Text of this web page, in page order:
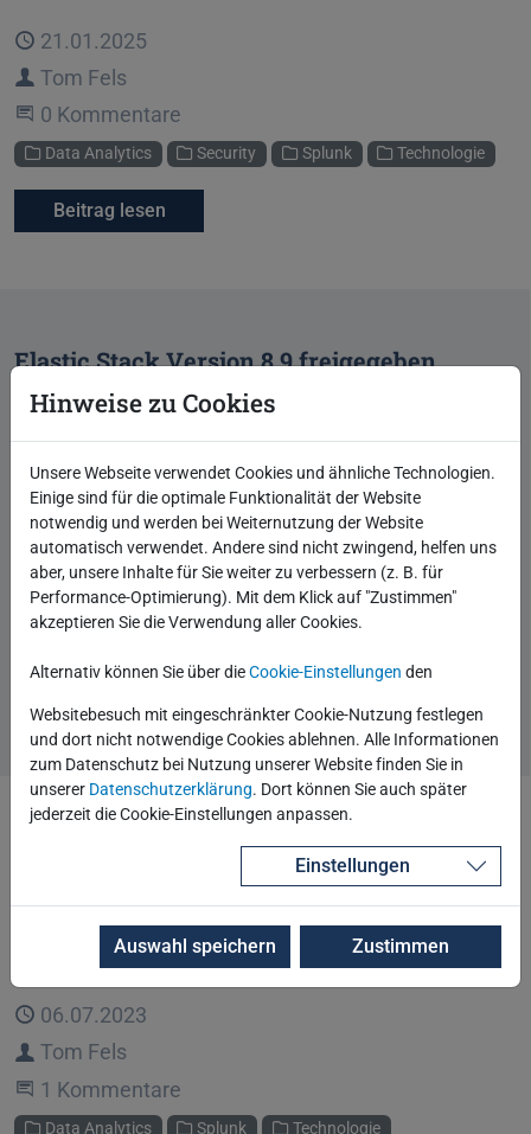
Veröffentlicht
21.01.2025
Autor
Tom Fels
Beginne eine Unterhaltung
0 Kommentare
Kategorien
Data Analytics Security Splunk Technologie
Beitrag lesen
Elastic Stack Version 8.9 freigegeben
Im Juli 2023 ist die neue Version 8.9 des Elastic Stack
erschienen. Wir berichten über einige neue Features.
Veröffentlicht
15.08.2023
Autor
Thomas Lehmann
Beginne eine Unterhaltung
0 Kommentare
Kategorien
Splunk 9.1 verfügbar
Seit 28. Juni 2023 ist Splunk Enterprise in Version 9.1
verfügbar.
Veröffentlicht
06.07.2023
Autor
Tom Fels
An der Unterhaltung teilnehmen
1 Kommentare
Kategorien
Data Analytics Splunk Technologie
Hinweise zu Cookies
Unsere Webseite verwendet Cookies und ähnliche Technologien.
Einige sind für die optimale Funktionalität der Website
notwendig und werden bei Weiternutzung der Website
automatisch verwendet. Andere sind nicht zwingend, helfen uns
aber, unsere Inhalte für Sie weiter zu verbessern (z. B. für
Performance-Optimierung). Mit dem Klick auf "Zustimmen"
akzeptieren Sie die Verwendung aller Cookies.
Alternativ können Sie über dieCookie-Einstellungen den
Websitebesuch mit eingeschränkter Cookie-Nutzung festlegen
und dort nicht notwendige Cookies ablehnen. Alle Informationen
zum Datenschutz bei Nutzung unserer Website finden Sie in
unserer Datenschutzerklärung. Dort können Sie auch später
jederzeit die Cookie-Einstellungen anpassen.
Einstellungen
Auswahl speichern Zustimmen